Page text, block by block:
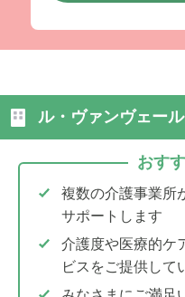
ル・ヴァンヴェー
おす
複数の介護事業所
サポートします
介護度や医療的ケ
ビスをご提供して